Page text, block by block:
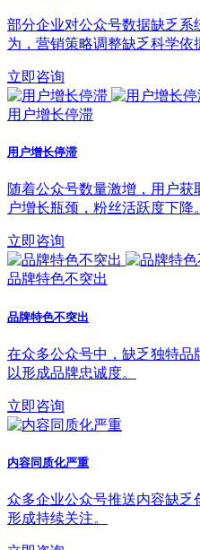
部分企业对公众号数据缺乏
为，营销策略调整缺乏科学依
立即咨询
用户增长停滞
用户增长停滞
随着公众号数量激增，用户
户增长瓶颈，粉丝活跃度下降。
立即咨询
品牌特色不突出
品牌特色不突出
在众多公众号中，缺乏独特
以形成品牌忠诚度。
立即咨询
内容同质化严重
众多企业公众号推送内容缺乏
形成持续关注。